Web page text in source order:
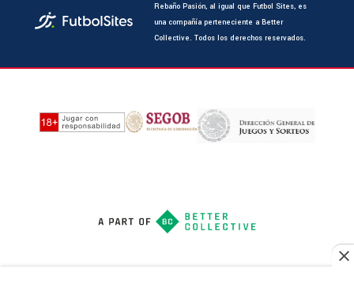
Rebaño Pasión, al igual que Futbol Sites, es
una compañía perteneciente a Better
Collective. Todos los derechos reservados.